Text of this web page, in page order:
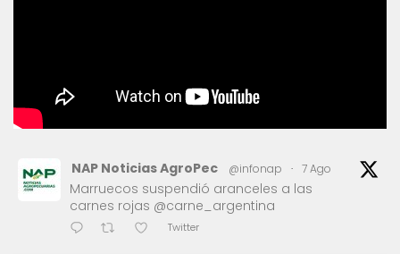
NAP Noticias AgroPec @infonap · 7 Ago
Marruecos suspendió aranceles a las
carnes rojas @carne_argentina
Twitter